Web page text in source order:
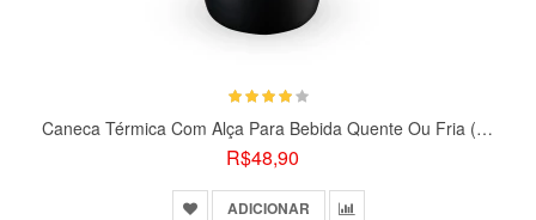
Caneca Térmica Com Alça Para Bebida Quente Ou Fria (275 Ml)
R$48,90
ADICIONAR